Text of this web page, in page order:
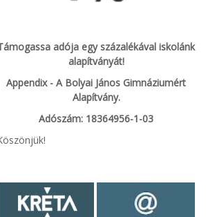
adója egy százalékával iskolánk
alapítványát!
Appendix - A Bolyai János Gimnáziumért
Alapítvány.
Adószám: 18364956-1-03